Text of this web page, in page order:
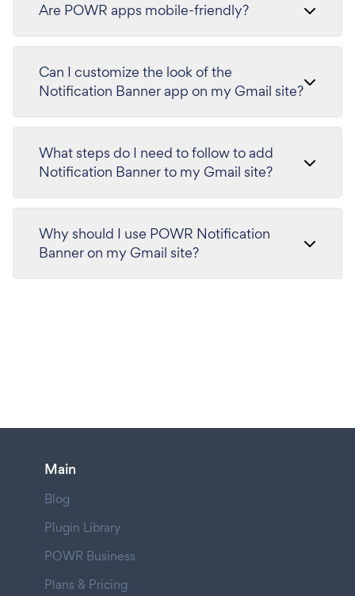
Are POWR apps mobile-friendly?
Can I customize the look of the
Notification Banner app on my Gmail site?
What steps do I need to follow to add
Notification Banner to my Gmail site?
Why should I use POWR Notification
Banner on my Gmail site?
Main
Blog
Plugin Library
POWR Business
Plans & Pricing